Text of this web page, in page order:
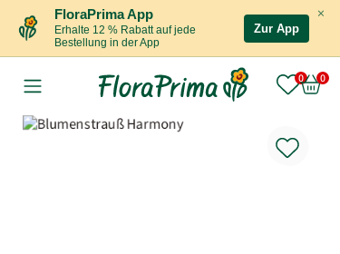
×
FloraPrima App
Erhalte 12 % Rabatt auf jede
Bestellung in der App
Zur App